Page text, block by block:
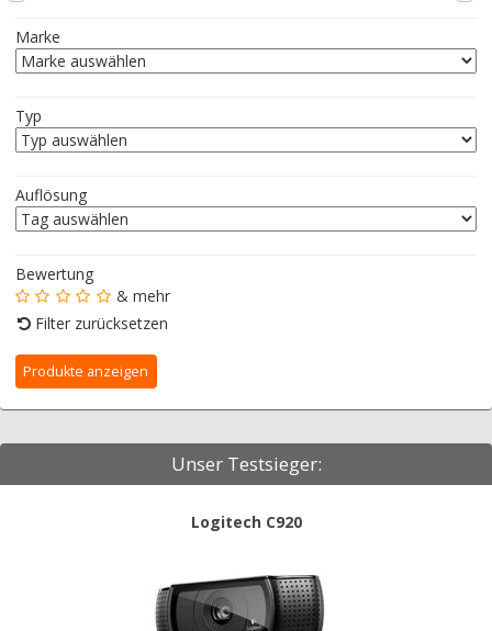
Marke
Typ
Auflösung
Bewertung
& mehr
Filter zurücksetzen
Unser Testsieger:
Logitech C920